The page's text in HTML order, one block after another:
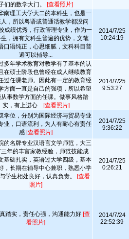
们的数学大门。 [查看照片]
南理工大学大二的本科生，也是一
，所以粤语或普通话教学都没问
成绩优秀，行政管理专业，作为一
，拥有文科生普遍的优势，文笔
口语纯正，心思细腻，文科科目普
遍可以辅导...
2014/7/25
10:24:19
多年学术教育对教学有了基本的认
在硕士阶段也曾经在成人继续教育
过任课老师。因此有一定的教育经
方面一直是自己的强项，所以希望
事数学方面的任课。做事风格踏
实，有上进心... [查看照片]
2014/7/25
9:53:27
学位，分别为国际经济与贸易专业
业，口语流利，为人有耐心有责任
感 [查看照片]
2014/7/25
9:36:22
的名牌专业汉语言文学师范，大三
年的丰富家教经验，师范技能成
基础扎实，英语过大学四级，基本
，长期在辅导中心兼职，熟悉小学
学生相处良好，认真负责。
[查看
照片]
2014/7/25
0:26:21
踏实，责任心强，沟通能力好 [查
看照片]
2014/7/24
22:52:39